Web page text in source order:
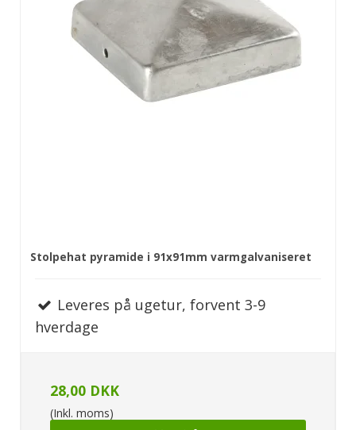
Stolpehat pyramide i 91x91mm varmgalvaniseret
Leveres på ugetur, forvent 3-9
hverdage
28,00 DKK
(Inkl. moms)